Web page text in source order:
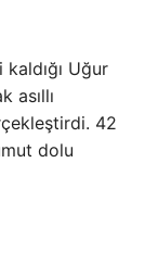
kaldığı Uğur
asıllı
42
dolu